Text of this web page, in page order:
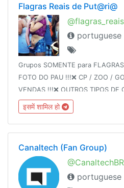
Flagras Reais de Put@ri@
@flagras_reais
portuguese
Grupos SOMENTE para
FOTO DO PAU !!!❌ CP / ZOO /
VENDAS !!!❌ OUTROS TIPOS DE
GRUPOS: TRANS »
@flagras_reais
इसमें शामिल हो
Canaltech (Fan Group)
@CanaltechBR
portuguese